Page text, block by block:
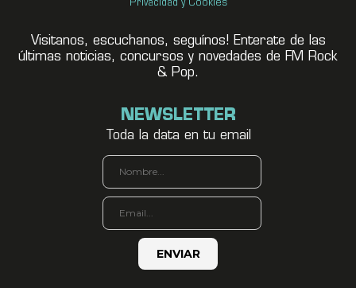
Privacidad y Cookies
Visitanos, escuchanos, seguínos! Enterate de las
últimas noticias, concursos y novedades de FM Rock
& Pop.
NEWSLETTER
Toda la data en tu email